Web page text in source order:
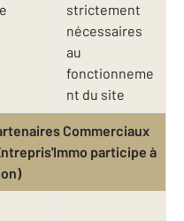
strictement
nécessaires
au
fonctionneme
nt du site
Commerciaux
participe à